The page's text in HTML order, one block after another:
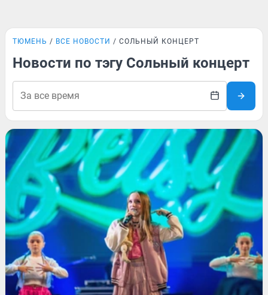
ТЮМЕНЬ ВСЕ НОВОСТИ СОЛЬНЫЙ КОНЦЕРТ
Новости по тэгу Сольный концерт